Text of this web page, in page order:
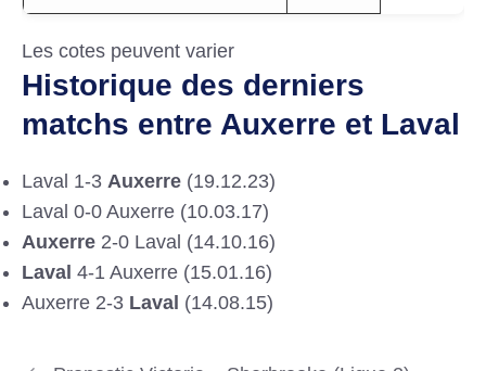
Les cotes peuvent varier
Historique des derniers
matchs entre Auxerre et Laval
Laval 1-3 Auxerre (19.12.23)
Laval 0-0 Auxerre (10.03.17)
Auxerre 2-0 Laval (14.10.16)
Laval 4-1 Auxerre (15.01.16)
Auxerre 2-3 Laval (14.08.15)